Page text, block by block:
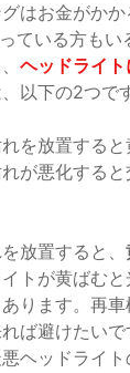
はお金がか
ている方もい
ヘッドライ
以下の2つで
を放置する
が悪化する
放置すると、
トが黄ばむ
ります。再
ば避けたい
ヘッドライ